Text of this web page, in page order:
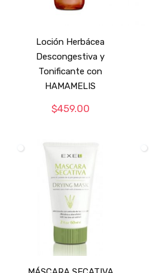
Loción Herbácea
Descongestiva y
Tonificante con
HAMAMELIS
$459.00